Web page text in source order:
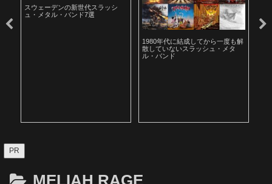
スウェーデンの新世代スラッシ
ュ・メタル・バンド7選
1980年代に結成してから一度も解
散していないスラッシュ・メタ
ル・バンド
PR